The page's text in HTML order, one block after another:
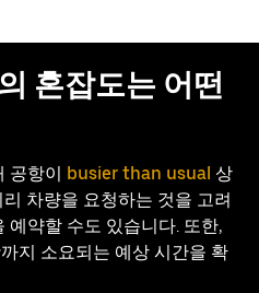
혼잡도는 어떤
공항이 busier than usual 상
차량을 요청하는 것을 고려
예약할 수도 있습니다. 또한,
지 소요되는 예상 시간을 확